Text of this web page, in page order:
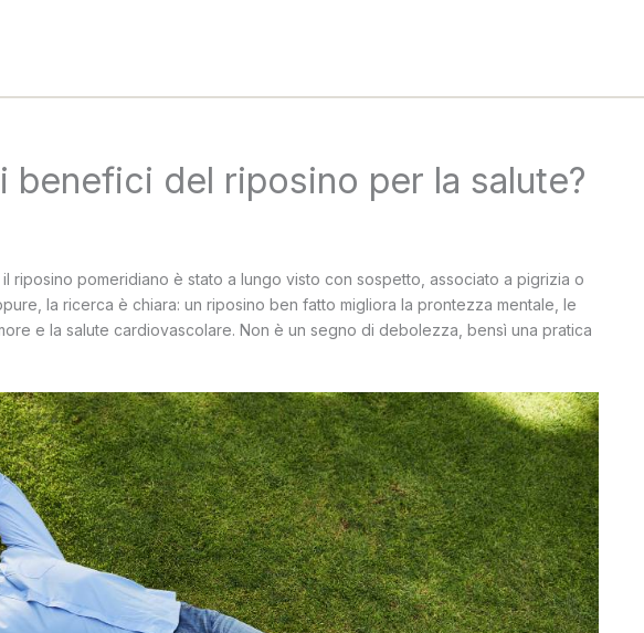
benefici del riposino per la salute?
riposino pomeridiano è stato a lungo visto con sospetto, associato a pigrizia o
la ricerca è chiara: un riposino ben fatto migliora la prontezza mentale, le
e la salute cardiovascolare. Non è un segno di debolezza, bensì una pratica